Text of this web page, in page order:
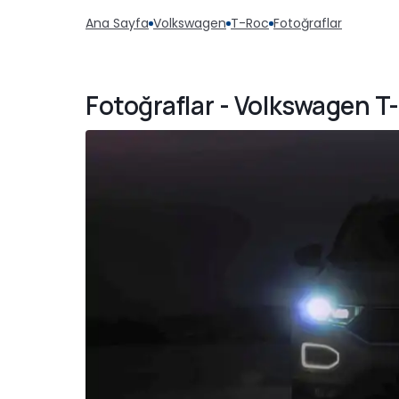
Ana Sayfa Volkswagen T-Roc Fotoğraflar
Fotoğraflar - Volkswagen